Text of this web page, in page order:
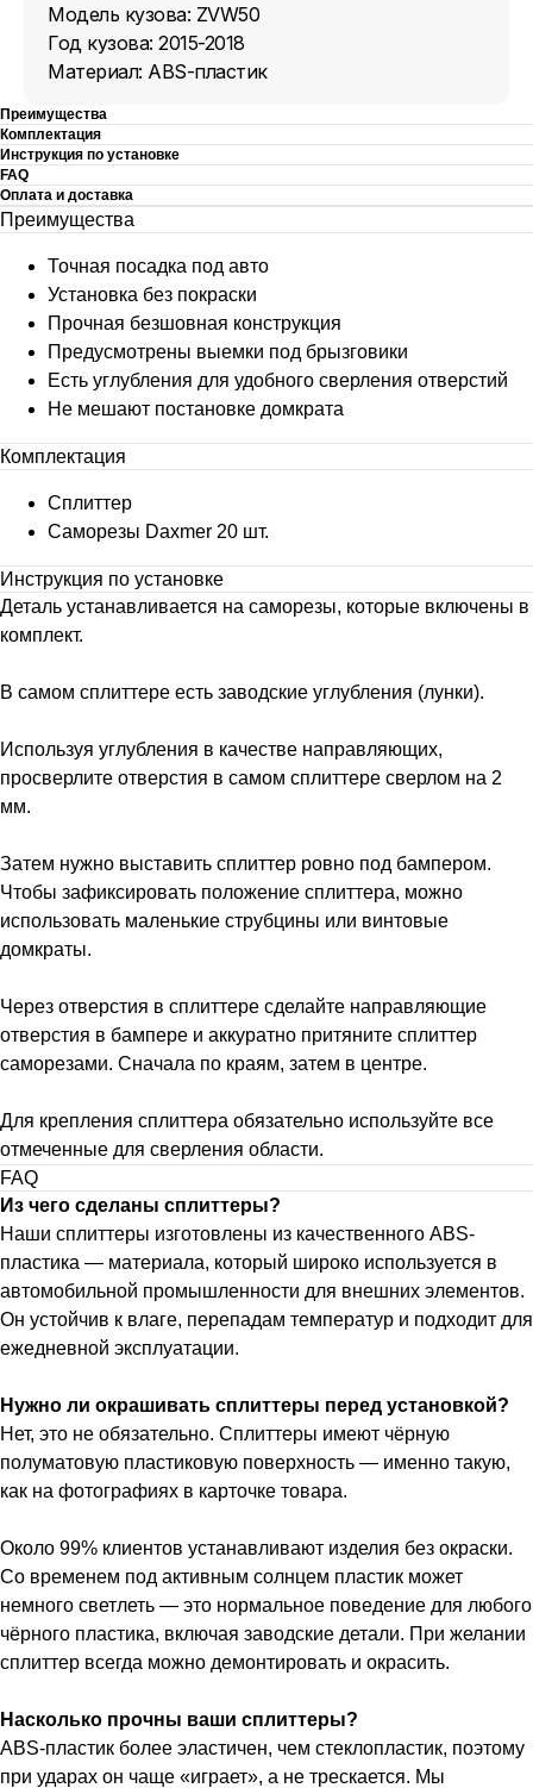
Модель кузова: ZVW50
Год кузова: 2015-2018
Материал: ABS-пластик
Преимущества
Комплектация
Инструкция по установке
FAQ
Оплата и доставка
Преимущества
Точная посадка под авто
Установка без покраски
Прочная безшовная конструкция
Предусмотрены выемки под брызговики
Есть углубления для удобного сверления отверстий
Не мешают постановке домкрата
Комплектация
Сплиттер
Саморезы Daxmer 20 шт.
Инструкция по установке
Деталь устанавливается на саморезы, которые включены в
комплект.
В самом сплиттере есть заводские углубления (лунки).
Используя углубления в качестве направляющих,
просверлите отверстия в самом сплиттере сверлом на 2
мм.
Затем нужно выставить сплиттер ровно под бампером.
Чтобы зафиксировать положение сплиттера, можно
использовать маленькие струбцины или винтовые
домкраты.
Через отверстия в сплиттере сделайте направляющие
отверстия в бампере и аккуратно притяните сплиттер
саморезами. Сначала по краям, затем в центре.
Для крепления сплиттера обязательно используйте все
отмеченные для сверления области.
FAQ
Из чего сделаны сплиттеры?
Наши сплиттеры изготовлены из качественного ABS-
пластика — материала, который широко используется в
автомобильной промышленности для внешних элементов.
Он устойчив к влаге, перепадам температур и подходит для
ежедневной эксплуатации.
Нужно ли окрашивать сплиттеры перед установкой?
Нет, это не обязательно. Сплиттеры имеют чёрную
полуматовую пластиковую поверхность — именно такую,
как на фотографиях в карточке товара.
Около 99% клиентов устанавливают изделия без окраски.
Со временем под активным солнцем пластик может
немного светлеть — это нормальное поведение для любого
чёрного пластика, включая заводские детали. При желании
сплиттер всегда можно демонтировать и окрасить.
Насколько прочны ваши сплиттеры?
ABS-пластик более эластичен, чем стеклопластик, поэтому
при ударах он чаще «играет», а не трескается. Мы